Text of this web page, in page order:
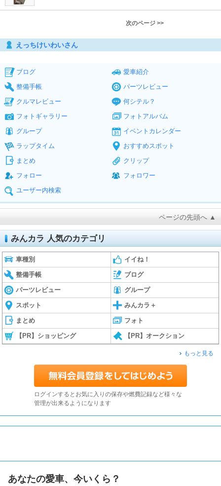
次のページ >>
えっちけいわいさん
ブログ
愛車紹介
整備手帳
パーツレビュー
クルマレビュー
何シテル？
フォトギャラリー
フォトアルバム
グループ
イベントカレンダー
ラップタイム
おすすめスポット
まとめ
クリップ
フォロー
フォロワー
ユーザー内検索
ページの先頭へ ▲
みんカラ 人気のカテゴリ
車種別 イイね！
整備手帳 ブログ
パーツレビュー グループ
スポット みんカラ＋
まとめ フォト
【PR】ショッピング 【PR】オークション
もっと見る
ログインするとお気に入りの保存や燃費記録など様々な
管理が出来るようになります
あなたの愛車、今いくら？